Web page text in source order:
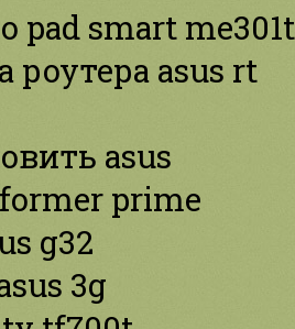
pad smart me301t
роутера asus rt
asus
prime
g32
3g